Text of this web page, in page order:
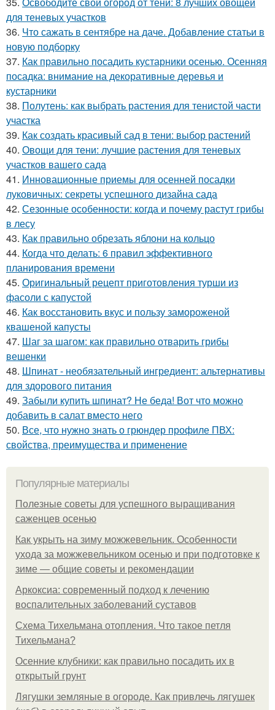
для теневых участков
36. Что сажать в сентябре на даче. Добавление статьи в
новую подборку
37. Как правильно посадить кустарники осенью. Осенняя
посадка: внимание на декоративные деревья и
кустарники
38. Полутень: как выбрать растения для тенистой части
участка
39. Как создать красивый сад в тени: выбор растений
40. Овощи для тени: лучшие растения для теневых
участков вашего сада
41. Инновационные приемы для осенней посадки
луковичных: секреты успешного дизайна сада
42. Сезонные особенности: когда и почему растут грибы
в лесу
43. Как правильно обрезать яблони на кольцо
44. Когда что делать: 6 правил эффективного
планирования времени
45. Оригинальный рецепт приготовления турши из
фасоли с капустой
46. Как восстановить вкус и пользу замороженой
квашеной капусты
47. Шаг за шагом: как правильно отварить грибы
вешенки
48. Шпинат - необязательный ингредиент: альтернативы
для здорового питания
49. Забыли купить шпинат? Не беда! Вот что можно
добавить в салат вместо него
50. Все, что нужно знать о грюндер профиле ПВХ:
свойства, преимущества и применение
Популярные материалы
Полезные советы для успешного выращивания
саженцев осенью
Как укрыть на зиму можжевельник. Особенности
ухода за можжевельником осенью и при подготовке к
зиме — общие советы и рекомендации
Аркоксиа: современный подход к лечению
воспалительных заболеваний суставов
Схема Тихельмана отопления. Что такое петля
Тихельмана?
Осенние клубники: как правильно посадить их в
открытый грунт
Лягушки земляные в огороде. Как привлечь лягушек